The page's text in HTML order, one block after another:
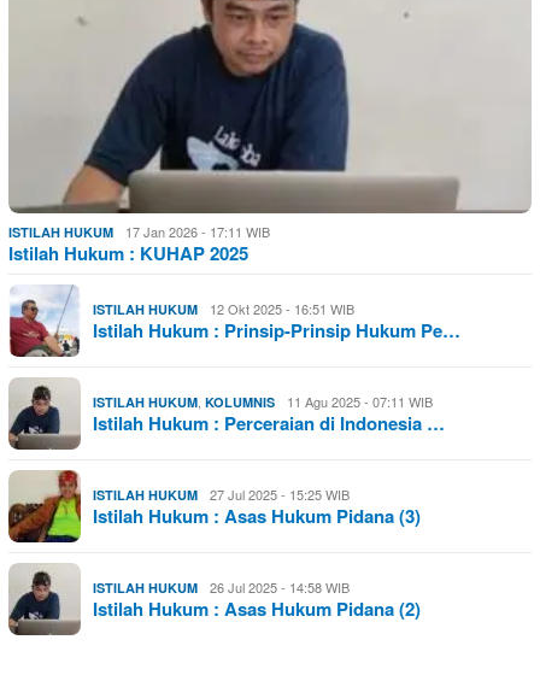
ISTILAH HUKUM 17 Jan 2026 - 17:11 WIB
Istilah Hukum : KUHAP 2025
ISTILAH HUKUM 12 Okt 2025 - 16:51 WIB
Istilah Hukum : Prinsip-Prinsip Hukum Pe…
ISTILAH HUKUM, KOLUMNIS 11 Agu 2025 - 07:11 WIB
Istilah Hukum : Perceraian di Indonesia …
ISTILAH HUKUM 27 Jul 2025 - 15:25 WIB
Istilah Hukum : Asas Hukum Pidana (3)
ISTILAH HUKUM 26 Jul 2025 - 14:58 WIB
Istilah Hukum : Asas Hukum Pidana (2)